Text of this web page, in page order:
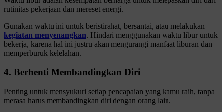
rutinitas pekerjaan dan mereset energi.
Gunakan waktu ini untuk beristirahat, bersantai, atau melakukan
kegiatan menyenangkan. Hindari menggunakan waktu libur untuk
bekerja, karena hal ini justru akan mengurangi manfaat liburan dan
memperburuk kelelahan.
4. Berhenti Membandingkan Diri
Penting untuk mensyukuri setiap pencapaian yang kamu raih, tanpa
merasa harus membandingkan diri dengan orang lain.